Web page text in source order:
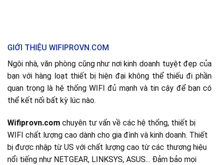
GIỚI THIỆU WIFIPROVN.COM
Ngôi nhà, văn phòng cũng như nơi kinh doanh tuyệt đẹp của
bạn với hàng loạt thiết bị hiện đại không thể thiếu đi phần
quan trọng là hệ thống WIFI đủ mạnh và tin cậy để bạn có
thể kết nối bất kỳ lúc nào.
Wifiprovn.com chuyên tư vấn về các hệ thống, thiết bị
WIFI chất lượng cao dành cho gia đình và kinh doanh. Thiết
bị được nhập từ US với chất lượng cao từ các thương hiệu
nổi tiếng như NETGEAR, LINKSYS, ASUS... Đảm bảo mọi